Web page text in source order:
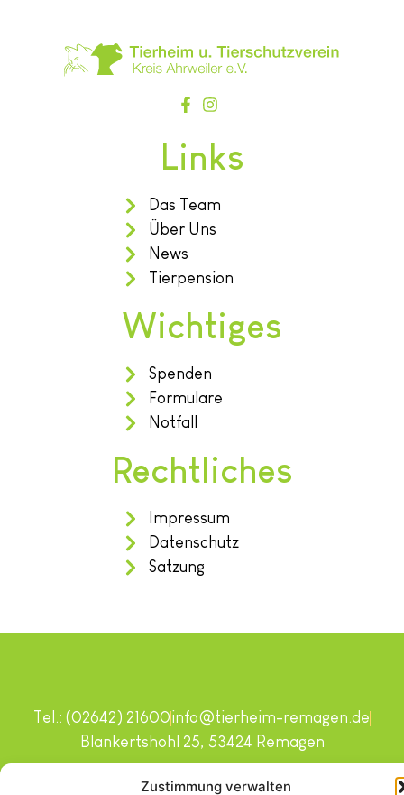
Zustimmung verwalten
Links
Das Team
Über Uns
News
Tierpension
Wichtiges
Spenden
Formulare
Notfall
Rechtliches
Impressum
Datenschutz
Satzung
Copyright © 2024. Alle Rechte vorbehalten.
Tel.: (02642) 21600info@tierheim-remagen.de
Blankertshohl 25, 53424 Remagen